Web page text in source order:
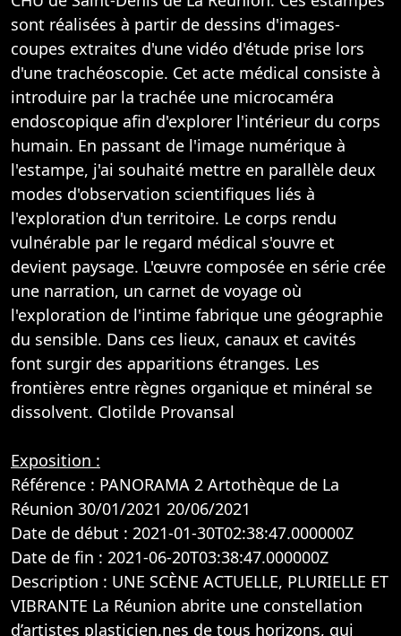
sont réalisées à partir de dessins d'images-
coupes extraites d'une vidéo d'étude prise lors
d'une trachéoscopie. Cet acte médical consiste à
introduire par la trachée une micro­caméra
endoscopique afin d'explorer l'intérieur du corps
humain. En passant de l'image numérique à
l'estampe, j'ai souhaité mettre en parallèle deux
modes d'observation scientifiques liés à
l'exploration d'un territoire. Le corps rendu
vulnérable par le regard médical s'ouvre et
devient paysage. L'œuvre composée en série crée
une narration, un carnet de voyage où
l'exploration de l'intime fabrique une géographie
du sensible. Dans ces lieux, canaux et cavités
font surgir des apparitions étranges. Les
frontières entre règnes organique et minéral se
dissolvent. Clotilde Provansal
Exposition :
Référence : PANORAMA 2 Artothèque de La
Réunion 30/01/2021 20/06/2021
Date de début : 2021-01-30T02:38:47.000000Z
Date de fin : 2021-06-20T03:38:47.000000Z
Description : UNE SCÈNE ACTUELLE, PLURIELLE ET
VIBRANTE La Réunion abrite une constellation
d’artistes plasticien.nes de tous horizons, qui